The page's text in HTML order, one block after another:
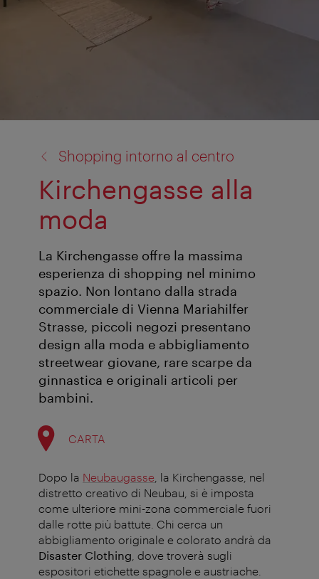
Shopping intorno al centro
Kirchengasse alla
moda
La Kirchengasse offre la massima
esperienza di shopping nel minimo
spazio. Non lontano dalla strada
commerciale di Vienna Mariahilfer
Strasse, piccoli negozi presentano
design alla moda e abbigliamento
streetwear giovane, rare scarpe da
ginnastica e originali articoli per
bambini.
CARTA
Dopo la Neubaugasse , la Kirchengasse, nel
distretto creativo di Neubau, si è imposta
come ulteriore mini-zona commerciale fuori
dalle rotte più battute. Chi cerca un
abbigliamento originale e colorato andrà da
Disaster Clothing , dove troverà sugli
espositori etichette spagnole e austriache.